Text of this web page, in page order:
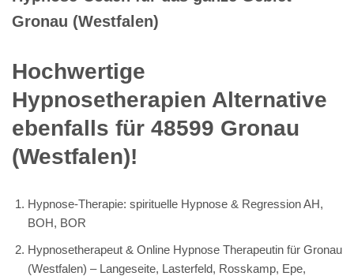
Gronau (Westfalen)
Hochwertige
Hypnosetherapien Alternative
ebenfalls für 48599 Gronau
(Westfalen)!
Hypnose-Therapie: spirituelle Hypnose & Regression AH,
BOH, BOR
Hypnosetherapeut & Online Hypnose Therapeutin für Gronau
(Westfalen) – Langeseite, Lasterfeld, Rosskamp, Epe,